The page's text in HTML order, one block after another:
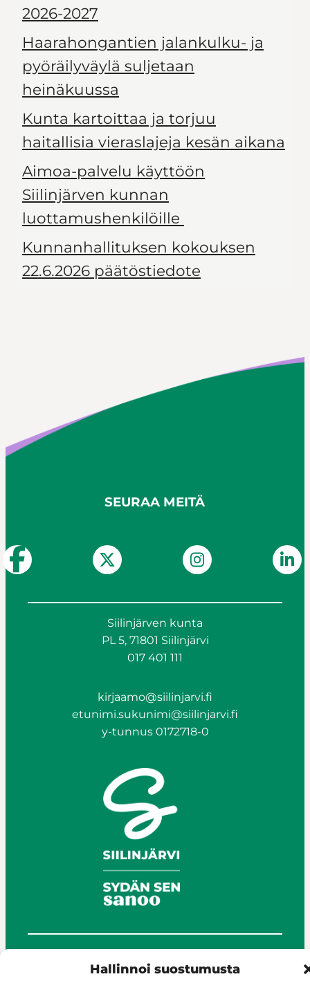
Hallinnoi suostumusta
2026-2027
Haarahongantien jalankulku- ja
pyöräilyväylä suljetaan
heinäkuussa
Kunta kartoittaa ja torjuu
haitallisia vieraslajeja kesän aikana
Aimoa-palvelu käyttöön
Siilinjärven kunnan
luottamushenkilöille
Kunnanhallituksen kokouksen
22.6.2026 päätöstiedote
SEURAA MEITÄ
Siilinjärven kunta
PL 5, 71801 Siilinjärvi
017 401 111
kirjaamo@siilinjarvi.fi
etunimi.sukunimi@siilinjarvi.fi
y-tunnus 0172718-0
© Siilinjärvi 2025